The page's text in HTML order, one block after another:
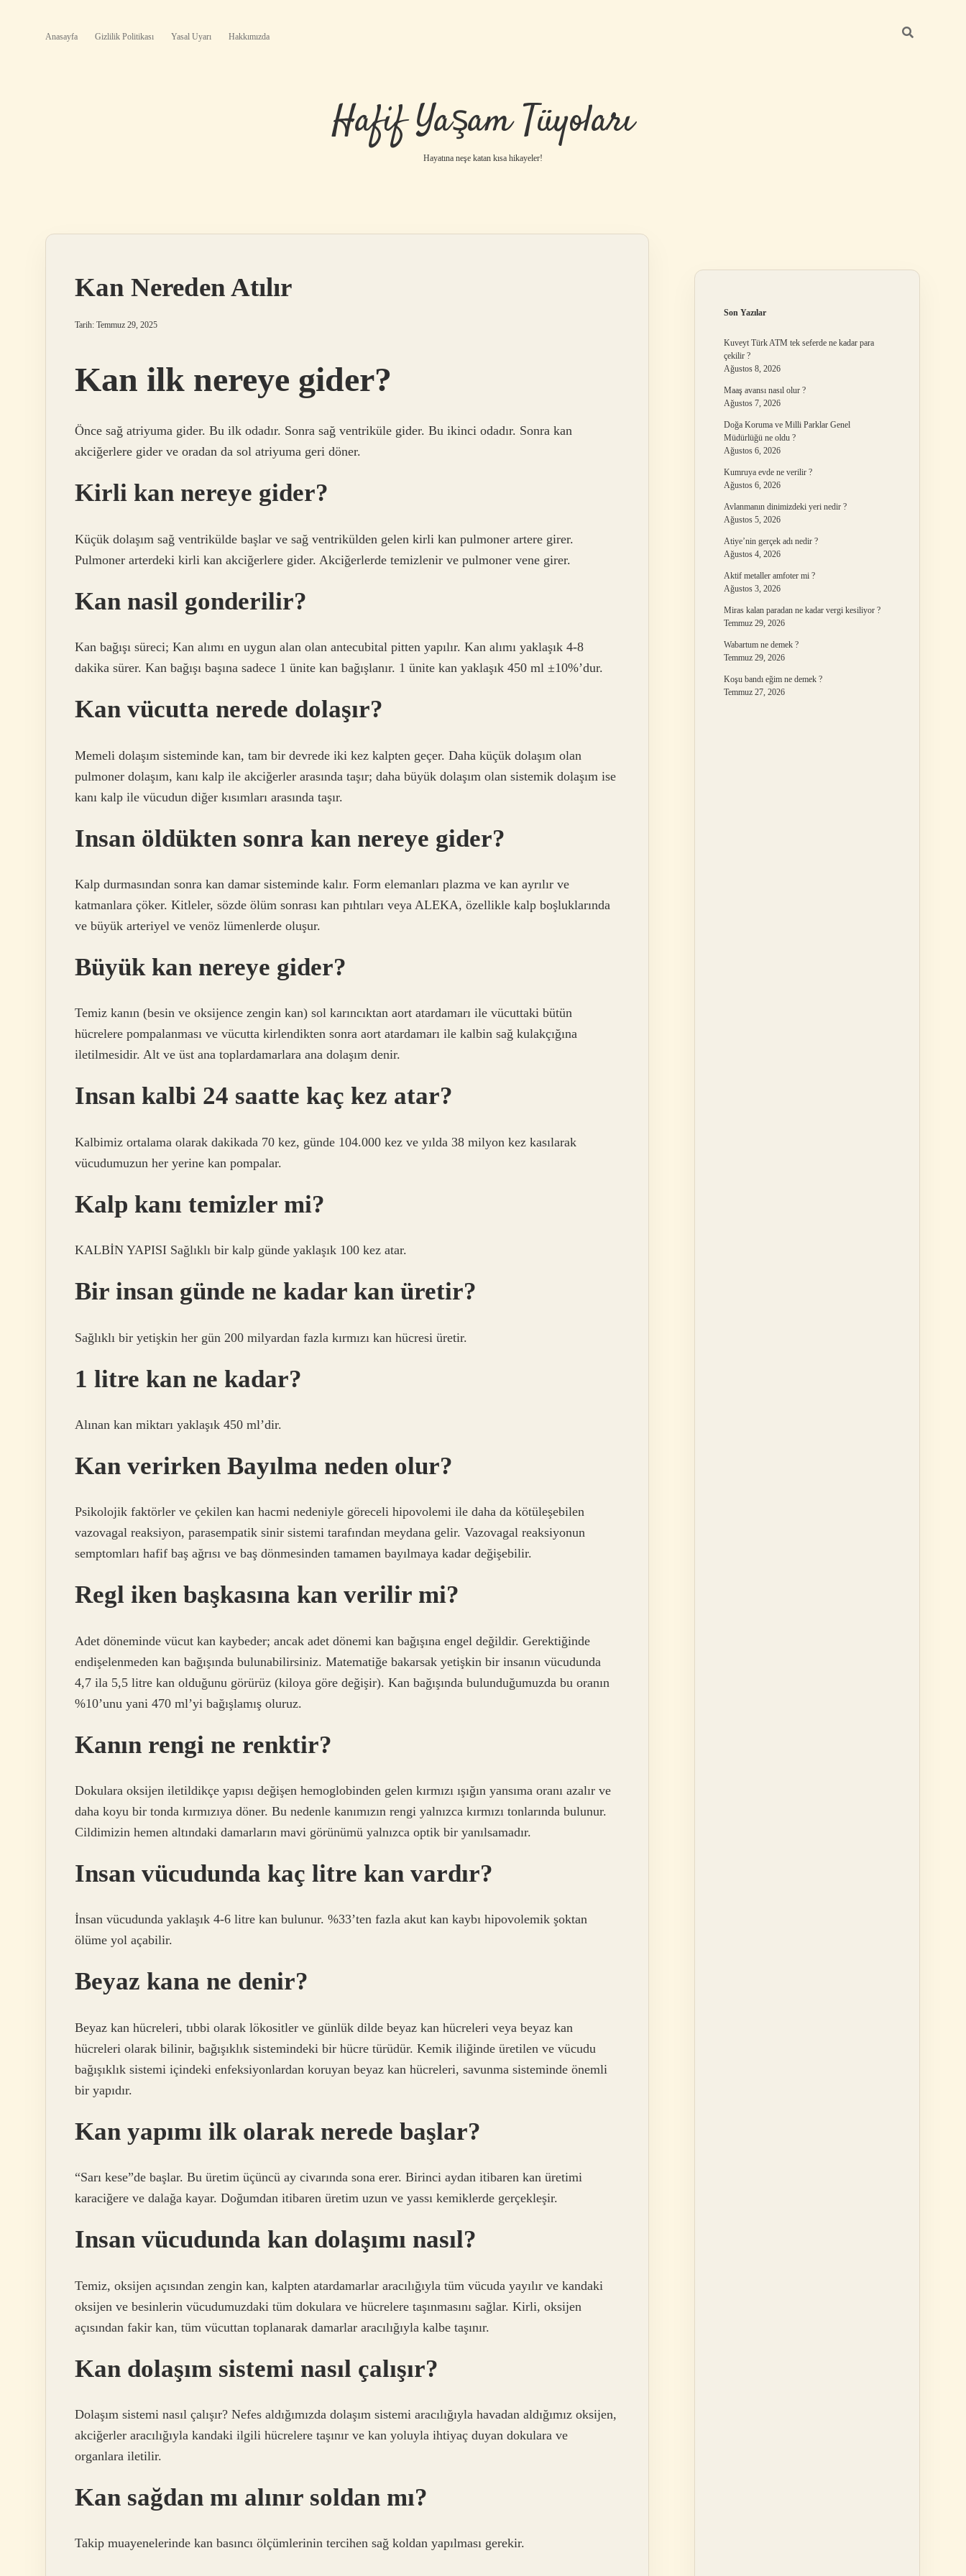
Anasayfa Gizlilik Politikası Yasal Uyarı Hakkımızda
Hafif Yaşam Tüyoları
Hayatına neşe katan kısa hikayeler!
Kan Nereden Atılır
Tarih: Temmuz 29, 2025
Kan ilk nereye gider?
Önce sağ atriyuma gider. Bu ilk odadır. Sonra sağ ventriküle gider. Bu ikinci odadır. Sonra kan
akciğerlere gider ve oradan da sol atriyuma geri döner.
Kirli kan nereye gider?
Küçük dolaşım sağ ventrikülde başlar ve sağ ventrikülden gelen kirli kan pulmoner artere girer.
Pulmoner arterdeki kirli kan akciğerlere gider. Akciğerlerde temizlenir ve pulmoner vene girer.
Kan nasil gonderilir?
Kan bağışı süreci; Kan alımı en uygun alan olan antecubital pitten yapılır. Kan alımı yaklaşık 4-8 ​​
dakika sürer. Kan bağışı başına sadece 1 ünite kan bağışlanır. 1 ünite kan yaklaşık 450 ml ±10%’dur.
Kan vücutta nerede dolaşır?
Memeli dolaşım sisteminde kan, tam bir devrede iki kez kalpten geçer. Daha küçük dolaşım olan
pulmoner dolaşım, kanı kalp ile akciğerler arasında taşır; daha büyük dolaşım olan sistemik dolaşım ise
kanı kalp ile vücudun diğer kısımları arasında taşır.
Insan öldükten sonra kan nereye gider?
Kalp durmasından sonra kan damar sisteminde kalır. Form elemanları plazma ve kan ayrılır ve
katmanlara çöker. Kitleler, sözde ölüm sonrası kan pıhtıları veya ALEKA, özellikle kalp boşluklarında
ve büyük arteriyel ve venöz lümenlerde oluşur.
Büyük kan nereye gider?
Temiz kanın (besin ve oksijence zengin kan) sol karıncıktan aort atardamarı ile vücuttaki bütün
hücrelere pompalanması ve vücutta kirlendikten sonra aort atardamarı ile kalbin sağ kulakçığına
iletilmesidir. Alt ve üst ana toplardamarlara ana dolaşım denir.
Insan kalbi 24 saatte kaç kez atar?
Kalbimiz ortalama olarak dakikada 70 kez, günde 104.000 kez ve yılda 38 milyon kez kasılarak
vücudumuzun her yerine kan pompalar.
Kalp kanı temizler mi?
KALBİN YAPISI Sağlıklı bir kalp günde yaklaşık 100 kez atar.
Bir insan günde ne kadar kan üretir?
Sağlıklı bir yetişkin her gün 200 milyardan fazla kırmızı kan hücresi üretir.
1 litre kan ne kadar?
Alınan kan miktarı yaklaşık 450 ml’dir.
Kan verirken Bayılma neden olur?
Psikolojik faktörler ve çekilen kan hacmi nedeniyle göreceli hipovolemi ile daha da kötüleşebilen
vazovagal reaksiyon, parasempatik sinir sistemi tarafından meydana gelir. Vazovagal reaksiyonun
semptomları hafif baş ağrısı ve baş dönmesinden tamamen bayılmaya kadar değişebilir.
Regl iken başkasına kan verilir mi?
Adet döneminde vücut kan kaybeder; ancak adet dönemi kan bağışına engel değildir. Gerektiğinde
endişelenmeden kan bağışında bulunabilirsiniz. Matematiğe bakarsak yetişkin bir insanın vücudunda
4,7 ila 5,5 litre kan olduğunu görürüz (kiloya göre değişir). Kan bağışında bulunduğumuzda bu oranın
%10’unu yani 470 ml’yi bağışlamış oluruz.
Kanın rengi ne renktir?
Dokulara oksijen iletildikçe yapısı değişen hemoglobinden gelen kırmızı ışığın yansıma oranı azalır ve
daha koyu bir tonda kırmızıya döner. Bu nedenle kanımızın rengi yalnızca kırmızı tonlarında bulunur.
Cildimizin hemen altındaki damarların mavi görünümü yalnızca optik bir yanılsamadır.
Insan vücudunda kaç litre kan vardır?
İnsan vücudunda yaklaşık 4-6 litre kan bulunur. %33’ten fazla akut kan kaybı hipovolemik şoktan
ölüme yol açabilir.
Beyaz kana ne denir?
Beyaz kan hücreleri, tıbbi olarak lökositler ve günlük dilde beyaz kan hücreleri veya beyaz kan
hücreleri olarak bilinir, bağışıklık sistemindeki bir hücre türüdür. Kemik iliğinde üretilen ve vücudu
bağışıklık sistemi içindeki enfeksiyonlardan koruyan beyaz kan hücreleri, savunma sisteminde önemli
bir yapıdır.
Kan yapımı ilk olarak nerede başlar?
“Sarı kese”de başlar. Bu üretim üçüncü ay civarında sona erer. Birinci aydan itibaren kan üretimi
karaciğere ve dalağa kayar. Doğumdan itibaren üretim uzun ve yassı kemiklerde gerçekleşir.
Insan vücudunda kan dolaşımı nasıl?
Temiz, oksijen açısından zengin kan, kalpten atardamarlar aracılığıyla tüm vücuda yayılır ve kandaki
oksijen ve besinlerin vücudumuzdaki tüm dokulara ve hücrelere taşınmasını sağlar. Kirli, oksijen
açısından fakir kan, tüm vücuttan toplanarak damarlar aracılığıyla kalbe taşınır.
Kan dolaşım sistemi nasıl çalışır?
Dolaşım sistemi nasıl çalışır? Nefes aldığımızda dolaşım sistemi aracılığıyla havadan aldığımız oksijen,
akciğerler aracılığıyla kandaki ilgili hücrelere taşınır ve kan yoluyla ihtiyaç duyan dokulara ve
organlara iletilir.
Kan sağdan mı alınır soldan mı?
Takip muayenelerinde kan basıncı ölçümlerinin tercihen sağ koldan yapılması gerekir.
Son Yazılar
Kuveyt Türk ATM tek seferde ne kadar para
çekilir ?
Ağustos 8, 2026
Maaş avansı nasıl olur ?
Ağustos 7, 2026
Doğa Koruma ve Milli Parklar Genel
Müdürlüğü ne oldu ?
Ağustos 6, 2026
Kumruya evde ne verilir ?
Ağustos 6, 2026
Avlanmanın dinimizdeki yeri nedir ?
Ağustos 5, 2026
Atiye’nin gerçek adı nedir ?
Ağustos 4, 2026
Aktif metaller amfoter mi ?
Ağustos 3, 2026
Miras kalan paradan ne kadar vergi kesiliyor ?
Temmuz 29, 2026
Wabartum ne demek ?
Temmuz 29, 2026
Koşu bandı eğim ne demek ?
Temmuz 27, 2026